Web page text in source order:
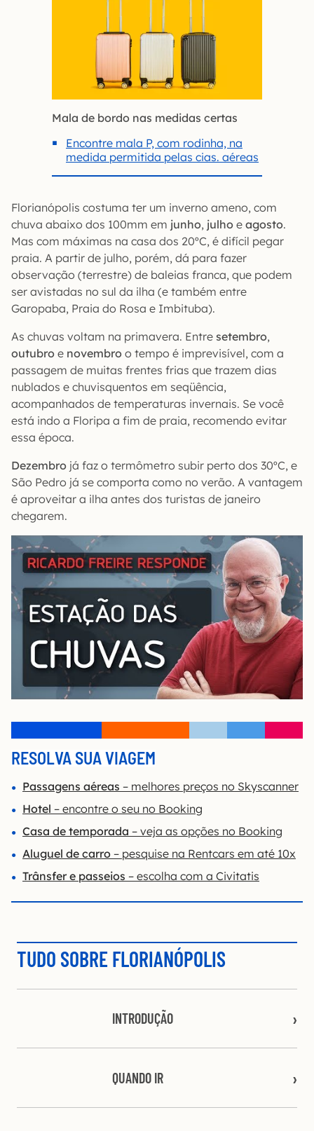
Mala de bordo nas medidas certas
Encontre mala P, com rodinha, na
medida permitida pelas cias. aéreas
Florianópolis costuma ter um inverno ameno, com
chuva abaixo dos 100mm em junho, julho e agosto.
Mas com máximas na casa dos 20ºC, é difícil pegar
praia. A partir de julho, porém, dá para fazer
observação (terrestre) de baleias franca, que podem
ser avistadas no sul da ilha (e também entre
Garopaba, Praia do Rosa e Imbituba).
As chuvas voltam na primavera. Entre setembro,
outubro e novembro o tempo é imprevisível, com a
passagem de muitas frentes frias que trazem dias
nublados e chuvisquentos em seqüência,
acompanhados de temperaturas invernais. Se você
está indo a Floripa a fim de praia, recomendo evitar
essa época.
Dezembro já faz o termômetro subir perto dos 30ºC, e
São Pedro já se comporta como no verão. A vantagem
é aproveitar a ilha antes dos turistas de janeiro
chegarem.
RESOLVA SUA VIAGEM
Passagens aéreas – melhores preços no Skyscanner
Hotel – encontre o seu no Booking
Casa de temporada – veja as opções no Booking
Aluguel de carro – pesquise na Rentcars em até 10x
Trânsfer e passeios – escolha com a Civitatis
TUDO SOBRE FLORIANÓPOLIS
INTRODUÇÃO
QUANDO IR